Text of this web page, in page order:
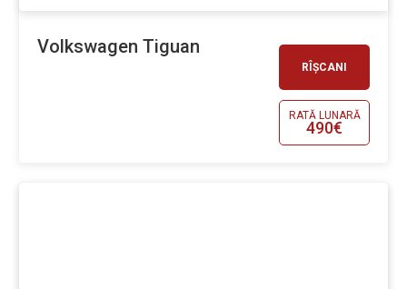
RÎȘCANI
RATĂ LUNARĂ
490€
Volkswagen Tiguan